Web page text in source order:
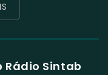
Rádio Sintab